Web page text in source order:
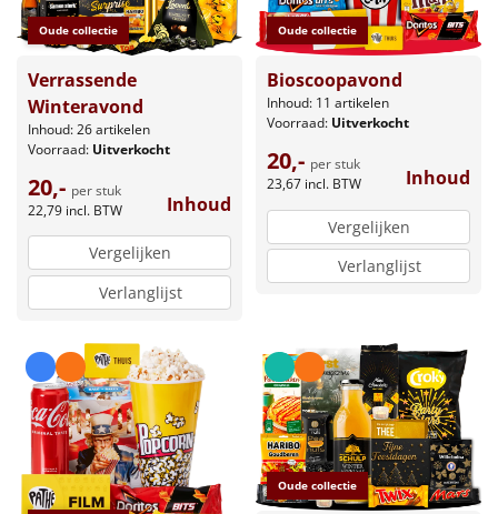
Goedkope
Uniek
Alle thema's
Hitster NIEUW
Pizzarette
Wake up light
NIEUW
Borrelplank
Warmtekussen
NIEUW
Oude collectie
Verrassende
Winteravond
Inhoud: 26 artikelen
Voorraad: Uitverkocht
20,- per stuk
22,79 incl. BTW Inhoud
Vergelijken
Verlanglijst
Oude collectie
Bioscoopavond
Inhoud: 11 artikelen
Voorraad: Uitverkocht
20,- per stuk
23,67 incl. BTW Inhoud
Vergelijken
Verlanglijst
Oude collectie